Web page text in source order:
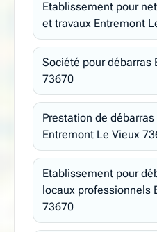
Etablissement pour
et travaux Entremont
Société pour débarras
73670
Prestation de
Entremont Le Vieux
Etablissement pour
locaux professionnels
73670